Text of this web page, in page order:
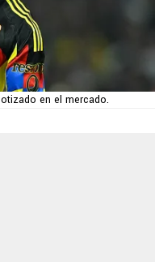
en el mercado.